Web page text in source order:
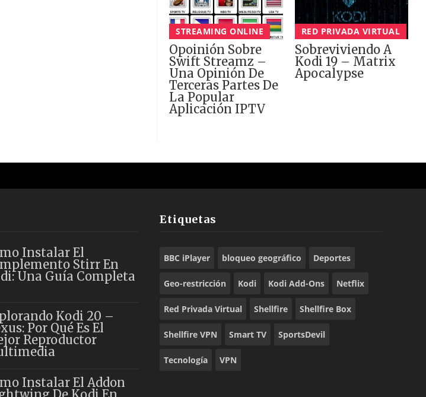
STREAMING ONLINE
Opoinión Sobre
Swift Streamz –
Una Opinión De
Terceras Partes De
La Popular
Aplicación IPTV
RED PRIVADA VIRTUAL
Sobreviviendo A
Kodi 19 – Matrix
Apocalypse
Instalar El
Stirr En
Una Guía Completa
Kodi 20 –
Por Qué Es El
Reproductor
Instalar El Addon
Etiquetas
BBC iPlayer bloqueo geográfico Deportes
Geo-restricción Kodi Kodi Add-Ons Netflix
Red Privada Virtual Shellfire Shellfire Box
Shellfire VPN Smart TV SportsDevil
Tecnología VPN